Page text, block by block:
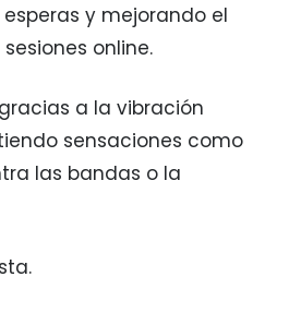
y mejorando el
online.
a la vibración
sensaciones como
las bandas o la